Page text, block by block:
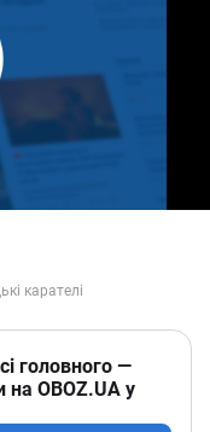
головного —
на OBOZ.UA у